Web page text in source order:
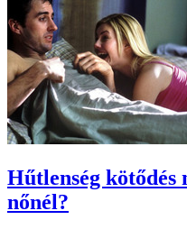
Hűtlenség kötődés
nőnél?